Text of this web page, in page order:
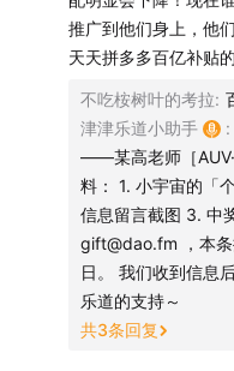
推广到他们身上，他
天天拼多多百亿补贴
不吃桉树叶的考拉:
津津乐道小助手
:
——某高老师［
料： 1. 小宇宙的「
信息留言截图 3. 中
gift@dao.fm ，本
日。 我们收到信息
乐道的支持～
共3条回复